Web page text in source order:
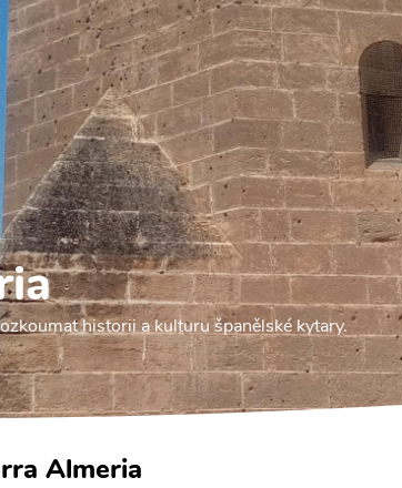
historii a kulturu španělské kytary.
Almeria